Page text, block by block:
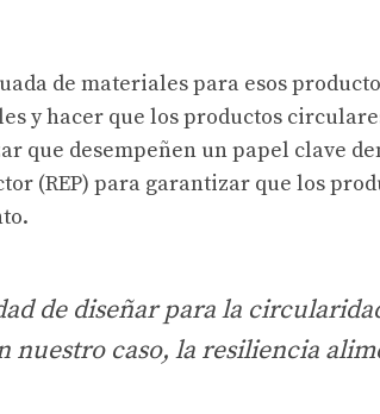
de materiales para esos
y hacer que los productos
que desempeñen un papel clave
(REP) para garantizar que los
de diseñar para la
nuestro caso, la resiliencia